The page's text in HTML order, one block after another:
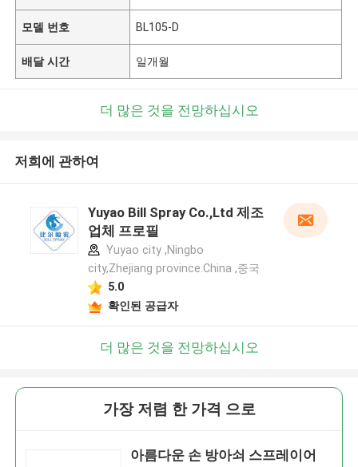
모델 번호 BL105-D
배달 시간 일개월
더 많은 것을 전망하십시오
저희에 관하여
Yuyao Bill Spray Co.,Ltd 제조
업체 프로필
Yuyao city ,Ningbo
city,Zhejiang province.China ,중국
5.0
확인된 공급자
더 많은 것을 전망하십시오
가장 저렴 한 가격 으로
아름다운 손 방아쇠 스프레이어